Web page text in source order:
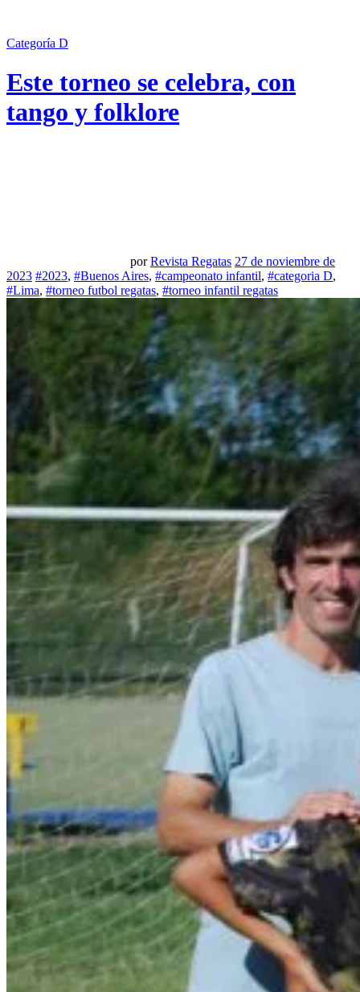
Categoría D
Este torneo se celebra, con
tango y folklore
porRevista Regatas 27 de noviembre de
2023 #2023, #Buenos Aires, #campeonato infantil, #categoria D,
#Lima, #torneo futbol regatas, #torneo infantil regatas